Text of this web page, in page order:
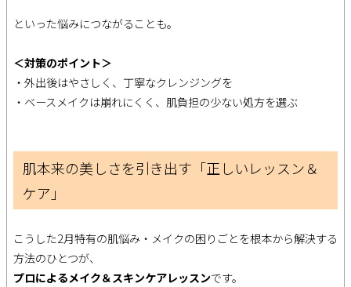
といった悩みにつながることも。
＜対策のポイント＞
・外出後はやさしく、丁寧なクレンジングを
・ベースメイクは崩れにくく、肌負担の少ない処方を選ぶ
肌本来の美しさを引き出す「正しいレッスン＆
ケア」
こうした2月特有の肌悩み・メイクの困りごとを根本から解決する
方法のひとつが、
プロによるメイク＆スキンケアレッスンです。